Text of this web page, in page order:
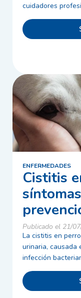
cuidadores
ENFERMEDADES
Cistitis
Publicado el 21/
La cistitis en
urinaria, causada
infección